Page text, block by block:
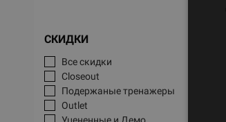
СКИДКИ
Все скидки
Closeout
Подержаные тренажеры
Outlet